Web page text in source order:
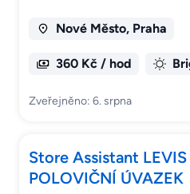
Nové Město, Praha
360 Kč / hod
Zveřejněno: 6. srpna
Store Assistant
POLOVIČNÍ ÚVAZEK